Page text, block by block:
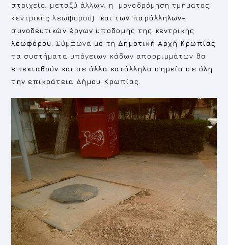
στοιχείο, μεταξύ άλλων, η μονοδρόμηση τμήματος
κεντρικής λεωφόρου)
και των παράλληλων-
συνοδευτικών έργων υποδομής της κεντρικής
λεωφόρου.
Σύμφωνα με τη Δημοτική Αρχή Κρωπίας
τα συστήματα υπόγειων κάδων απορριμμάτων θα
επεκταθούν και σε άλλα κατάλληλα σημεία σε όλη
την επικράτεια Δήμου Κρωπίας